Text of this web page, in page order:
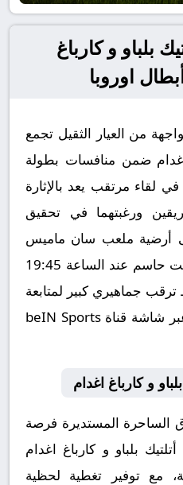
بلباو و كارباغ
اوروبا
من العيار الثقيل تجمع
اغدام ضمن منافسات بطولة
لقاء مرتقب يعد بالإثارة
ورغبتهما في تحقيق
أرضية ملعب سان ماميس
يوم 2025-10-22، في توقيت حاسم عند الساعة 19:45
جماهيري كبير لمتابعة
مجريات اللقاء الذي ينقل عبر شاشة قناة beIN Sports
و كارباغ اغدام
الساحرة المستديرة فرصة
بلباو و كارباغ اغدام
مع توفير تغطية لحظية